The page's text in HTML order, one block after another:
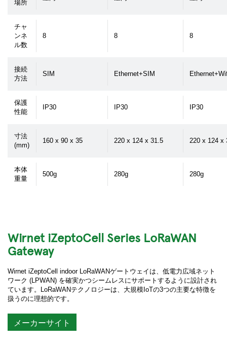
場所
チャ
ンネ
ル数
8 8 8
接続
方法
SIM Ethernet+SIM
保護
性能
IP30 IP30 IP30
寸法
(mm)
160 x 90 x 35 220 x 124 x 31.5 220 x 124 x
本体
重量
500g 280g 280g
Wirnet iZeptoCell Series LoRaWAN
Gateway
Wirnet iZeptoCell indoor LoRaWANゲートウェイは、低電力広域ネット
ワーク (LPWAN) を確実かつシームレスにサポートするように設計され
ています。LoRaWANテクノロジーは、大規模IoTの3つの主要な特徴を
扱うのに理想的です。
メーカーサイト